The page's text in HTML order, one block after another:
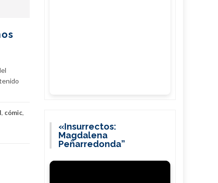
, cómic,
«Insurrectos:
Magdalena
Peñarredonda”